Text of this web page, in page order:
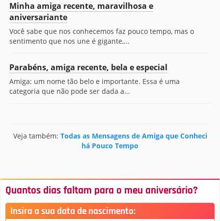
Minha amiga recente, maravilhosa e
aniversariante
Você sabe que nos conhecemos faz pouco tempo, mas o
sentimento que nos une é gigante,...
Parabéns, amiga recente, bela e especial
Amiga: um nome tão belo e importante. Essa é uma
categoria que não pode ser dada a...
Veja também: Todas as Mensagens de Amiga que Conheci
há Pouco Tempo
Quantos dias faltam para o meu aniversário?
Insira a sua data de nascimento: